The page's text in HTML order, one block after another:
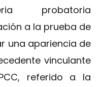
probatoria
a la prueba de
una apariencia de
vinculante
referido a la